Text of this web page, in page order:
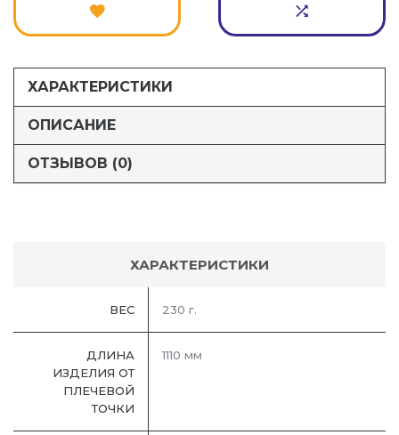
ХАРАКТЕРИСТИКИ
ОПИСАНИЕ
ОТЗЫВОВ (0)
ХАРАКТЕРИСТИКИ
ВЕС 230 г.
ДЛИНА
ИЗДЕЛИЯ ОТ
ПЛЕЧЕВОЙ
ТОЧКИ
1110 мм